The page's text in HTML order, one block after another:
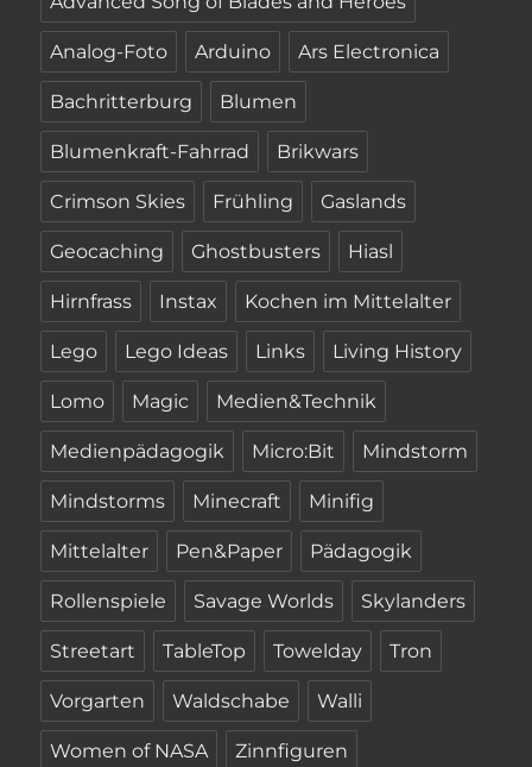
Analog-Foto Arduino Ars Electronica
Bachritterburg Blumen
Blumenkraft-Fahrrad Brikwars
Crimson Skies Frühling Gaslands
Geocaching Ghostbusters Hiasl
Hirnfrass Instax Kochen im Mittelalter
Lego Lego Ideas Links Living History
Lomo Magic Medien&Technik
Medienpädagogik Micro:Bit Mindstorm
Mindstorms Minecraft Minifig
Mittelalter Pen&Paper Pädagogik
Rollenspiele Savage Worlds Skylanders
Streetart TableTop Towelday Tron
Vorgarten Waldschabe Walli
Women of NASA Zinnfiguren